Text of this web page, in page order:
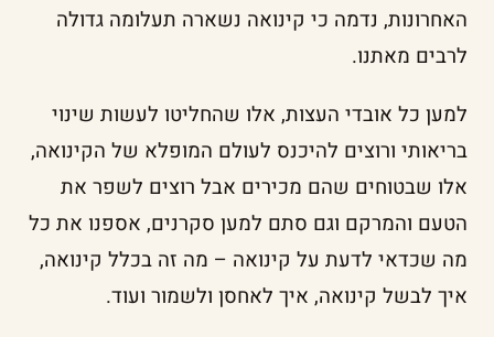
האחרונות, נדמה כי קינואה נשארה תעלומה גדולה
לרבים מאתנו.
למען כל אובדי העצות, אלו שהחליטו לעשות שינוי
בריאותי ורוצים להיכנס לעולם המופלא של הקינואה,
אלו שבטוחים שהם מכירים אבל רוצים לשפר את
הטעם והמרקם וגם סתם למען סקרנים, אספנו את כל
מה שכדאי לדעת על קינואה – מה זה בכלל קינואה,
איך לבשל קינואה, איך לאחסן ולשמור ועוד.